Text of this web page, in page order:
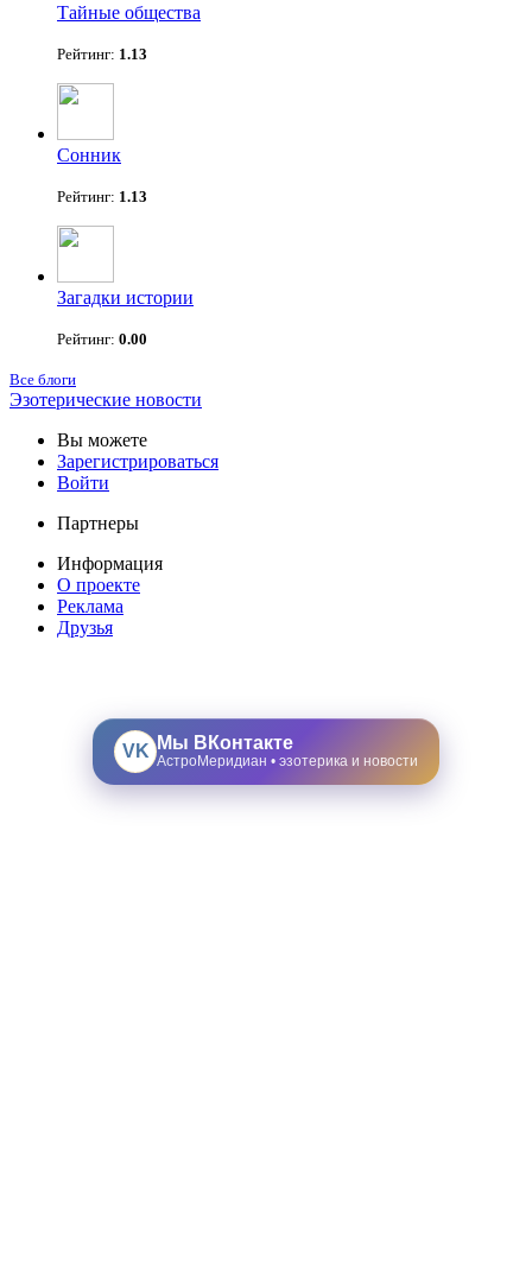
Тайные общества
Рейтинг: 1.13
Сонник
Рейтинг: 1.13
Загадки истории
Рейтинг: 0.00
Все блоги
Эзотерические новости
Вы можете
Зарегистрироваться
Войти
Партнеры
Информация
О проекте
Реклама
Друзья
VK Мы ВКонтакте
АстроМеридиан • эзотерика и новости